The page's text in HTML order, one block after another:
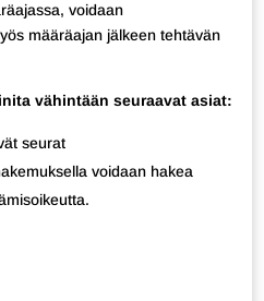
voidaan
määräajan jälkeen tehtävän
vähintään seuraavat asiat:
seurat
voidaan hakea